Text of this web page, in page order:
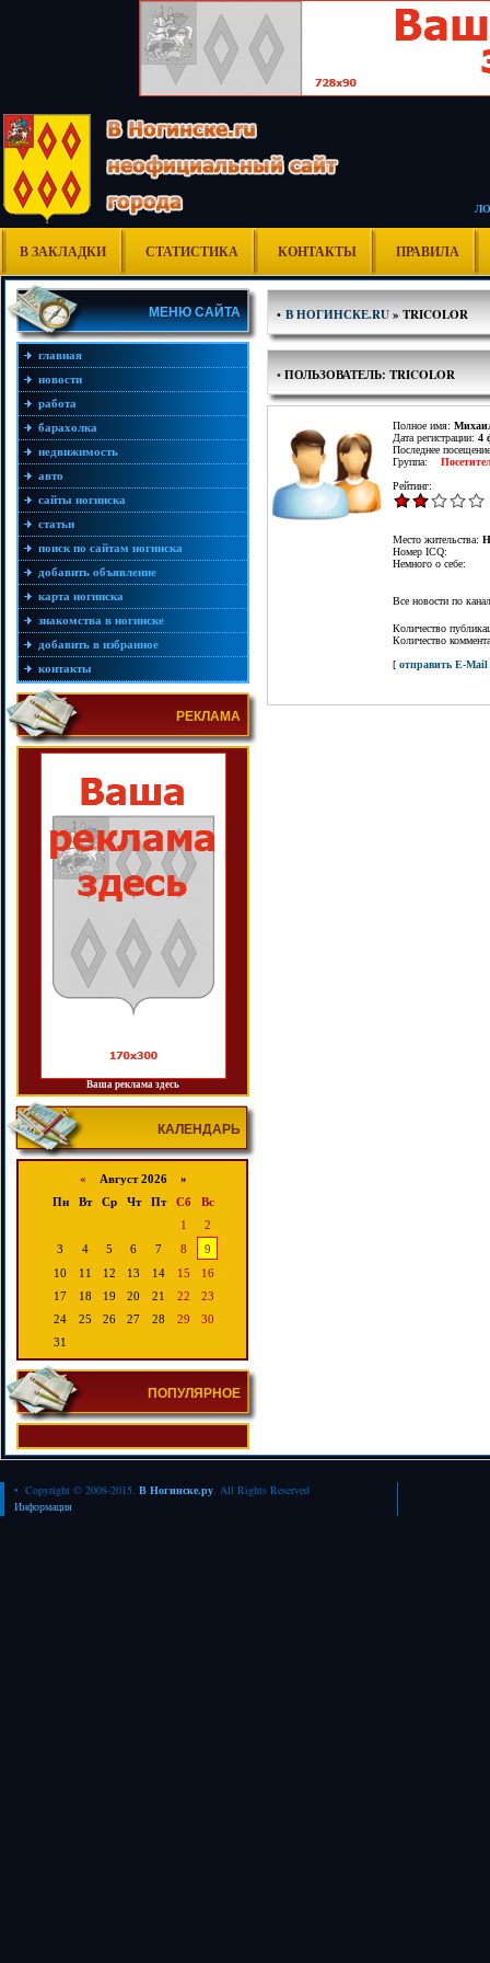
В ЗАКЛАДКИ СТАТИСТИКА КОНТАКТЫ ПРАВИЛА
МЕНЮ САЙТА
главная
новости
работа
барахолка
недвижимость
авто
сайты ногинска
статьи
поиск по сайтам ногинска
добавить объявление
карта ногинска
знакомства в ногинске
добавить в избранное
контакты
РЕКЛАМА
Ваша реклама здесь
КАЛЕНДАРЬ
« Август 2026 »
Пн
Вт Ср Чт Пт Сб
Вс
1
2
3
4 5 6 7 8
9
10
11 12 13 14 15
16
17
18 19 20 21 22
23
24
25 26 27 28 29
30
31
ПОПУЛЯРНОЕ
• В НОГИНСКЕ.RU» TRICOLOR
• ПОЛЬЗОВАТЕЛЬ: TRICOLOR
Полное имя:
Дата регистрации: 4
Последнее
Группа:
Рейтинг:
Место жительства:
Номер ICQ:
Немного о себе:
Все новости по
Количество
Количество
[ отправить E-Mail
• Copyright © 2008-2015. В Ногинске.ру. All Rights Reserved
Информация